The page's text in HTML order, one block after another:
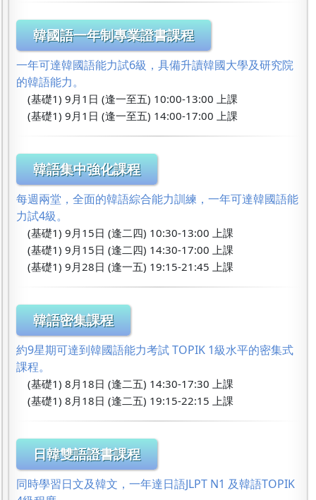
韓國語一年制專業證書課程
一年可達韓國語能力試6級，具備升讀韓國大學及研究院
的韓語能力。
(基礎1) 9月1日 (逢一至五) 10:00-13:00 上課
(基礎1) 9月1日 (逢一至五) 14:00-17:00 上課
韓語集中強化課程
每週兩堂，全面的韓語綜合能力訓練，一年可達韓國語能
力試4級。
(基礎1) 9月15日 (逢二四) 10:30-13:00 上課
(基礎1) 9月15日 (逢二四) 14:30-17:00 上課
(基礎1) 9月28日 (逢一五) 19:15-21:45 上課
韓語密集課程
約9星期可達到韓國語能力考試 TOPIK 1級水平的密集式
課程。
(基礎1) 8月18日 (逢二五) 14:30-17:30 上課
(基礎1) 8月18日 (逢二五) 19:15-22:15 上課
日韓雙語證書課程
同時學習日文及韓文，一年達日語JLPT N1 及韓語TOPIK